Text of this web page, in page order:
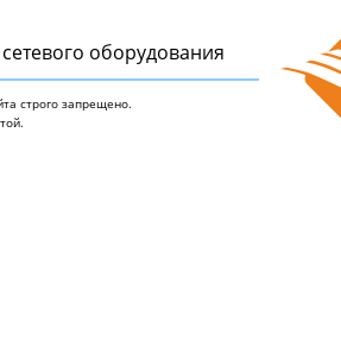
оборудования
строго запрещено.